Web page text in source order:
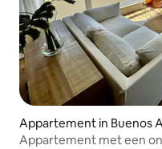
Appartement in Buenos
Appartement met een